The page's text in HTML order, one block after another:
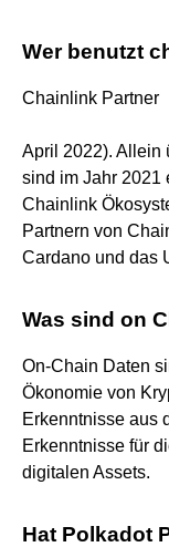
Wer benutzt
Chainlink Partner
April 2022). Allein
sind im Jahr 2021
Chainlink
Partnern von
Cardano und das
Was sind on
On-Chain Daten
Ökonomie von
Erkenntnisse aus
Erkenntnisse für
digitalen Assets.
Hat Polkadot